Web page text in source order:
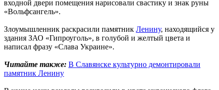
входной двери помещения нарисовали свастику и знак руны
«Вольфсангель».
Злоумышленник раскрасили памятник Ленину, находящийся у
здания ЗАО «Гипроуголь», в голубой и желтый цвета и
написал фразу «Слава Украине».
Читайте также: В Славянске культурно демонтировали
памятник Ленину